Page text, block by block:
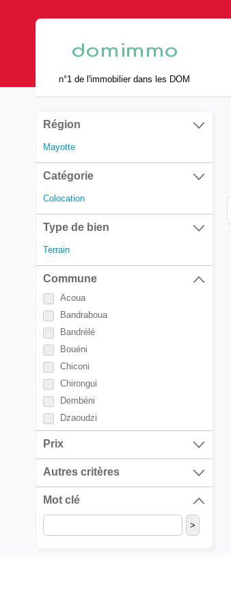
n°1 de l'immobilier dans les DOM
Région
Mayotte
Catégorie
Colocation
Type de bien
Terrain
Commune
Acoua
Bandraboua
Bandrélé
Bouéni
Chiconi
Chirongui
Dembéni
Dzaoudzi
Mamoudzou
Mtsamboro
M'tsangamouj
Pamandzi
Prix
Autres critères
Mot clé